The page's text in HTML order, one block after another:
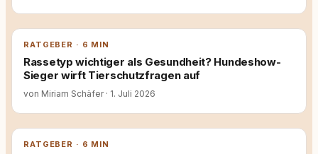
RATGEBER · 6 MIN
Rassetyp wichtiger als Gesundheit? Hundeshow-
Sieger wirft Tierschutzfragen auf
von Miriam Schäfer · 1. Juli 2026
RATGEBER · 6 MIN